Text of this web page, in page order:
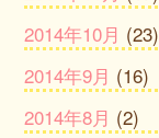
2014年10月 (23)
2014年9月 (16)
2014年8月 (2)